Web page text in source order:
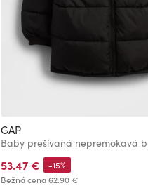
GAP
Baby prešívaná nepremokavá
53.47 €
Bežná cena62.90 €
-15%